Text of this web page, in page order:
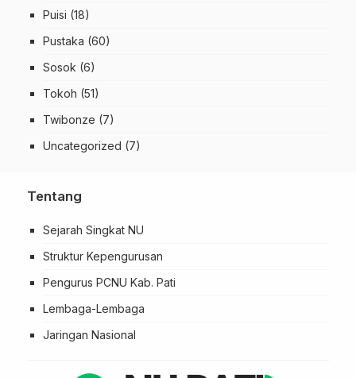
Puisi (18)
Pustaka (60)
Sosok (6)
Tokoh (51)
Twibonze (7)
Uncategorized (7)
Tentang
Sejarah Singkat NU
Struktur Kepengurusan
Pengurus PCNU Kab. Pati
Lembaga-Lembaga
Jaringan Nasional